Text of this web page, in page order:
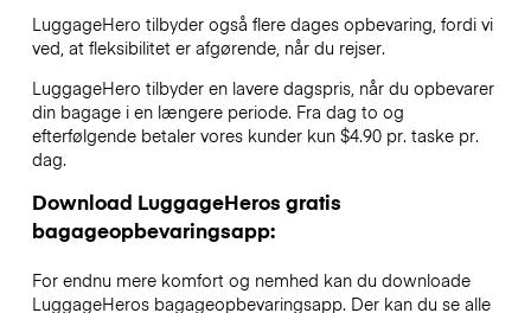
LuggageHero tilbyder også flere dages opbevaring, fordi vi
ved, at fleksibilitet er afgørende, når du rejser.
LuggageHero tilbyder en lavere dagspris, når du opbevarer
din bagage i en længere periode. Fra dag to og
efterfølgende betaler vores kunder kun $4.90 pr. taske pr.
dag.
Download LuggageHeros gratis
bagageopbevaringsapp:
For endnu mere komfort og nemhed kan du downloade
LuggageHeros bagageopbevaringsapp. Der kan du se alle